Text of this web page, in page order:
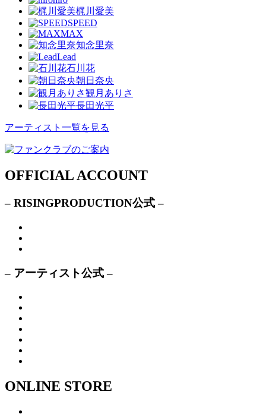
梶川愛美
SPEED
MAX
知念里奈
Lead
石川花
朝日奈央
観月ありさ
長田光平
アーティスト一覧を見る
OFFICIAL ACCOUNT
– RISINGPRODUCTION公式 –
– アーティスト公式 –
ONLINE STORE